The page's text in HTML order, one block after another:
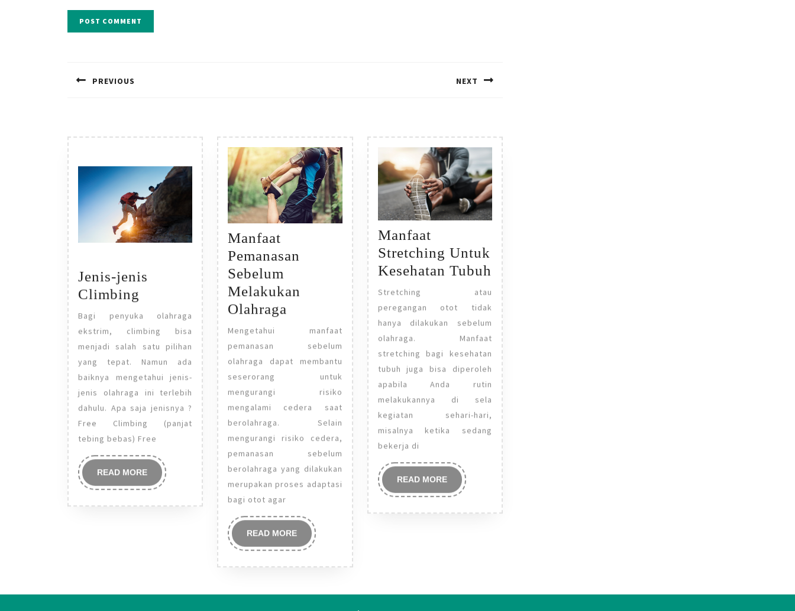
pos
PREVIOUS NEXT
Jenis-jenis
Climbing
jenis
Climbing
Bagi penyuka olahraga
ekstrim, climbing bisa
menjadi salah satu pilihan
yang tepat. Namun ada
baiknya mengetahui jenis-
jenis olahraga ini terlebih
dahulu. Apa saja jenisnya ?
Free Climbing (panjat
tebing bebas) Free
READ MOREREAD
MORE
Manfaat
Pemanasan
Sebelum
Melakukan
Olahraga
Pemanasan
Sebelum
Melakukan
Olahraga
Mengetahui manfaat
pemanasan sebelum
olahraga dapat membantu
seserorang untuk
mengurangi risiko
mengalami cedera saat
berolahraga. Selain
mengurangi risiko cedera,
pemanasan sebelum
berolahraga yang dilakukan
merupakan proses adaptasi
bagi otot agar
READ MOREREAD
MORE
Manfaat
Stretching Untuk
Kesehatan Tubuh Manfaat
Stretching
Untuk
Kesehatan
Tubuh
Stretching atau
peregangan otot tidak
hanya dilakukan sebelum
olahraga. Manfaat
stretching bagi kesehatan
tubuh juga bisa diperoleh
apabila Anda rutin
melakukannya di sela
kegiatan sehari-hari,
misalnya ketika sedang
bekerja di
READ MOREREAD
MORE